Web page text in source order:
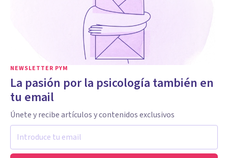
NEWSLETTER PYM
La pasión por la psicología también en
tu email
Únete y recibe artículos y contenidos exclusivos